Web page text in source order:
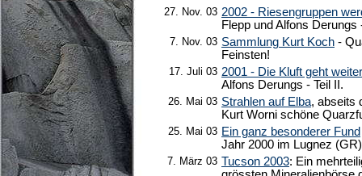
27. Nov. 03 2002 - Riesengruppen
Flepp und Alfons Derungs
7. Nov. 03 Sammlung Kurt Koch -
Feinsten!
17. Juli 03 2001 - Die Kluft geht weiter
Alfons Derungs - Teil II.
26. Mai 03 Strahlen auf Elba, abseits
Kurt Worni schöne
25. Mai 03 Ein ganz besonderer Fund
Jahr 2000 im Lugnez
7. März 03 Tucson 2003: Ein